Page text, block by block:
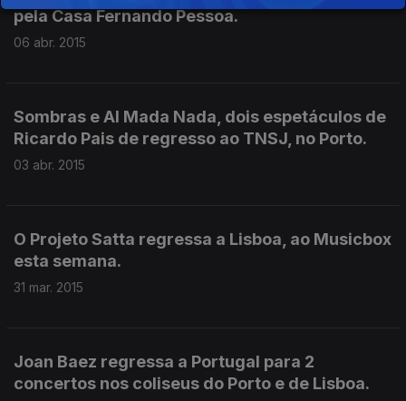
pela Casa Fernando Pessoa.
06 abr. 2015
Sombras e Al Mada Nada, dois espetáculos de
Ricardo Pais de regresso ao TNSJ, no Porto.
03 abr. 2015
O Projeto Satta regressa a Lisboa, ao Musicbox
esta semana.
31 mar. 2015
Joan Baez regressa a Portugal para 2
concertos nos coliseus do Porto e de Lisboa.